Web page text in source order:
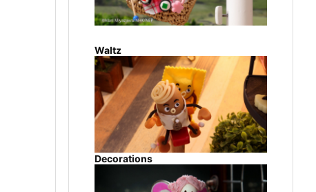
Waltz
Decorations